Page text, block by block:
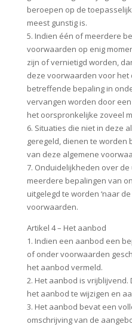
beroepen op de
meest gunstig is.
5. Indien één of meerdere
voorwaarden op enig
zijn of vernietigd worden,
deze voorwaarden voor het
betreffende bepaling in
vervangen worden door
het oorspronkelijke zoveel
6. Situaties die niet in deze
geregeld, dienen te worden
van deze algemene
7. Onduidelijkheden over
meerdere bepalingen van
uitgelegd te worden ‘naar
voorwaarden.
Artikel 4 – Het aanbod
1. Indien een aanbod een
of onder voorwaarden
het aanbod vermeld.
2. Het aanbod is
het aanbod te wijzigen en
3. Het aanbod bevat een
omschrijving van de